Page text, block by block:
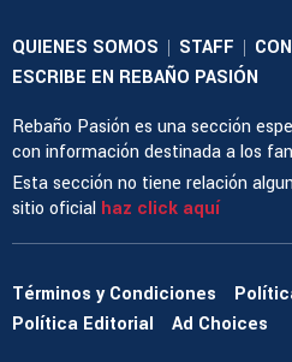
QUIENES SOMOS | STAFF |
ESCRIBE EN REBAÑO PASIÓN
Rebaño Pasión es una sección
con información destinada a los
Esta sección no tiene relación
sitio oficial haz click aquí
Términos y Condiciones
Política Editorial
Ad Choices